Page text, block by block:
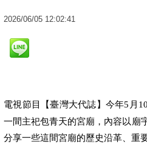
2026/06/05 12:02:41
電視節目【臺灣大代誌】今年5 月 10
一間主祀包青天的宮廟，內容以廟
分享一些這間宮廟的歷史沿革、重